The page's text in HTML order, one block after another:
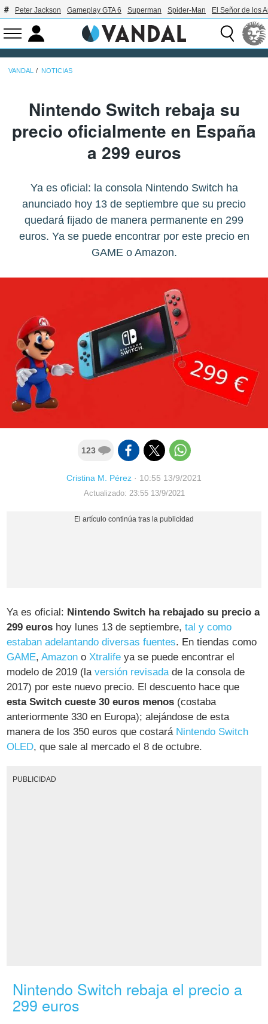
Peter Jackson Gameplay GTA 6 Superman Spider-Man El Señor de los
VANDAL NOTICIAS
Nintendo Switch rebaja su
precio oficialmente en España
a 299 euros
Ya es oficial: la consola Nintendo Switch ha
anunciado hoy 13 de septiembre que su precio
quedará fijado de manera permanente en 299
euros. Ya se puede encontrar por este precio en
GAME o Amazon.
123
Cristina M. Pérez · 10:55 13/9/2021
Actualizado: 23:55 13/9/2021
Ya es oficial: Nintendo Switch ha rebajado su precio a
299 euros hoy lunes 13 de septiembre,tal y como
estaban adelantando diversas fuentes. En tiendas como
GAME,Amazon oXtralife ya se puede encontrar el
modelo de 2019 (laversión revisadade la consola de
2017) por este nuevo precio. El descuento hace que
esta Switch cueste 30 euros menos (costaba
anteriormente 330 en Europa); alejándose de esta
manera de los 350 euros que costará Nintendo Switch
OLED, que sale al mercado el 8 de octubre.
PUBLICIDAD
Nintendo Switch rebaja el precio a
299 euros